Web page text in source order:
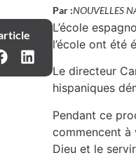
Par :NOUVELLES
L’école
l’école ont été
Le directeur
hispaniques
Pendant ce
commencent à
Dieu et le